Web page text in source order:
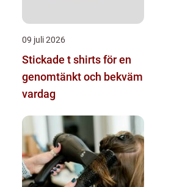
09 juli 2026
Stickade t shirts för en
genomtänkt och bekväm
vardag